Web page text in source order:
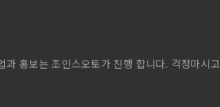
과 홍보는 조인스오토가 진행 합니다. 걱정마시